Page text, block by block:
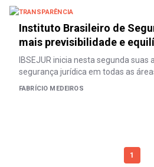
TRANSPARÊNCIA
Instituto Brasileiro de
mais previsibilidade e
IBSEJUR inicia nesta segunda
segurança jurídica em todas as
FABRÍCIO MEDEIROS
1